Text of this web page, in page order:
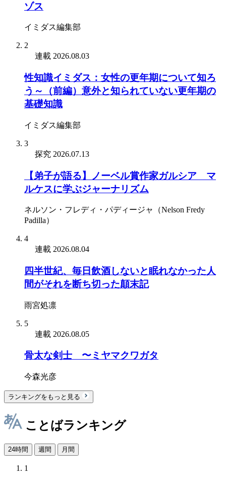
ゾス
イミダス編集部
2
連載 2026.08.03
性知識イミダス：女性の更年期について知ろ
う～（前編）意外と知られていない更年期の
基礎知識
イミダス編集部
3
探究 2026.07.13
【弟子が語る】ノーベル賞作家ガルシア゠マ
ルケスに学ぶジャーナリズム
ネルソン・フレディ・パディージャ（Nelson Fredy
Padilla）
4
連載 2026.08.04
四半世紀、毎日飲酒しないと眠れなかった人
間がそれを断ち切った顛末記
雨宮処凛
5
連載 2026.08.05
骨太な剣士 〜ミヤマクワガタ
今森光彦
ランキングをもっと見る
ことばランキング
24時間 週間 月間
1